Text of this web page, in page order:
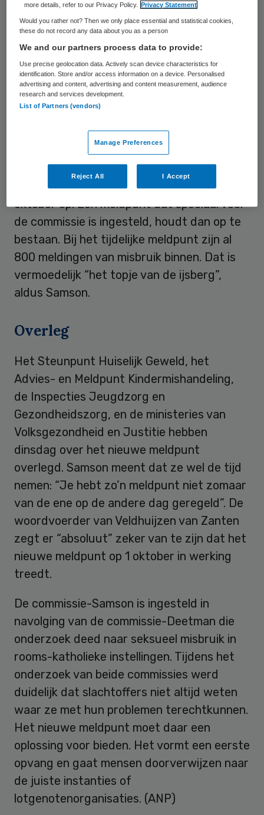
Haast
Rieke Samson-Geerlings, de voorzitter van
de commissie die onderzoek doet naar
misbruik en geweld in overheidsinstellingen
en pleeggezinnen, riep woensdag in dagblad
maken met de realisatie van het meldpunt.
Daar is volgens haar grote behoefte aan.
Het werk van haar commissie zit er op 8
oktober op. Een meldpunt dat speciaal voor
de commissie is ingesteld, houdt dan op te
bestaan. Bij het tijdelijke meldpunt zijn al
800 meldingen van misbruik binnen. Dat is
vermoedelijk “het topje van de ijsberg”,
aldus Samson.
Overleg
Het Steunpunt Huiselijk Geweld, het
Advies- en Meldpunt Kindermishandeling,
de Inspecties Jeugdzorg en
Gezondheidszorg, en de ministeries van
Volksgezondheid en Justitie hebben
dinsdag over het nieuwe meldpunt
overlegd. Samson meent dat ze wel de tijd
nemen: “Je hebt zo’n meldpunt niet zomaar
van de ene op de andere dag geregeld”. De
woordvoerder van Veldhuijzen van Zanten
zegt er “absoluut” zeker van te zijn dat het
nieuwe meldpunt op 1 oktober in werking
treedt.
De commissie-Samson is ingesteld in
navolging van de commissie-Deetman die
onderzoek deed naar seksueel misbruik in
rooms-katholieke instellingen. Tijdens het
onderzoek van beide commissies werd
duidelijk dat slachtoffers niet altijd weten
waar ze met hun problemen terechtkunnen.
Het nieuwe meldpunt moet daar een
oplossing voor bieden. Het vormt een eerste
opvang en gaat mensen doorverwijzen naar
de juiste instanties of
lotgenotenorganisaties. (ANP)
more details, refer to our Privacy Policy.
Privacy Statement
Would you rather not? Then we only place essential and statistical cookies,
these do not record any data about you as a person
We and our partners process data to provide:
Use precise geolocation data. Actively scan device characteristics for
identification. Store and/or access information on a device. Personalised
advertising and content, advertising and content measurement, audience
research and services development.
List of Partners (vendors)
Manage Preferences
Reject All I Accept